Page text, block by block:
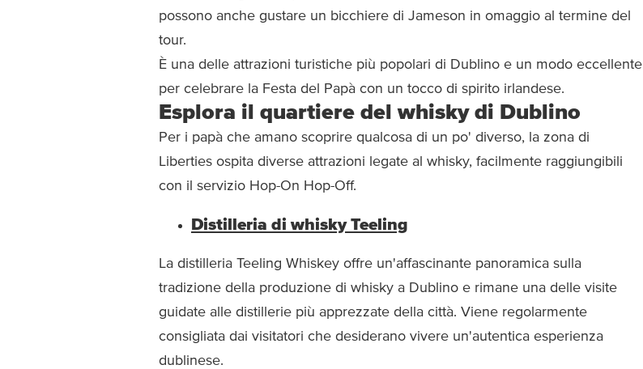
possono anche gustare un bicchiere di Jameson in omaggio al termine del
tour.
È una delle attrazioni turistiche più popolari di Dublino e un modo eccellente
per celebrare la Festa del Papà con un tocco di spirito irlandese.
Esplora il quartiere del whisky di Dublino
Per i papà che amano scoprire qualcosa di un po' diverso, la zona di
Liberties ospita diverse attrazioni legate al whisky, facilmente raggiungibili
con il servizio Hop-On Hop-Off.
Distilleria di whisky Teeling
La distilleria Teeling Whiskey offre un'affascinante panoramica sulla
tradizione della produzione di whisky a Dublino e rimane una delle visite
guidate alle distillerie più apprezzate della città. Viene regolarmente
consigliata dai visitatori che desiderano vivere un'autentica esperienza
dublinese.